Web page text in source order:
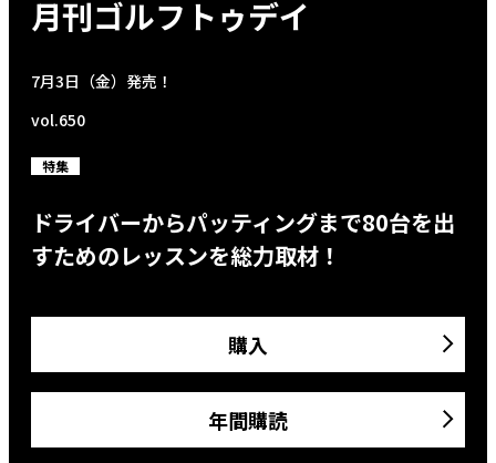
月刊ゴルフトゥデイ
7月3日（金）発売！
vol.650
特集
ドライバーからパッティングまで80台を出
すためのレッスンを総力取材！
購入
年間購読